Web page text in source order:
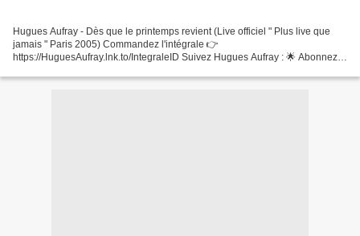
Hugues Aufray - Dès que le printemps revient (Live officiel " Plus live que
jamais " Paris 2005) Commandez l'intégrale 👉
https://HuguesAufray.lnk.to/IntegraleID Suivez Hugues Aufray : 🌟 Abonnez-
https://www.youtube.com/channel/UC59Knz1567FX_ihl0K0L9-g...